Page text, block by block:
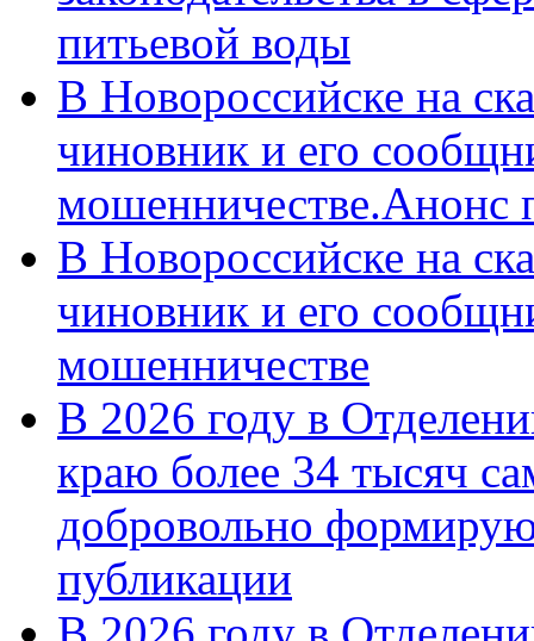
питьевой воды
В Новороссийске на
чиновник и его
мошенничестве.Анонс
В Новороссийске на
чиновник и его
мошенничестве
В 2026 году в
краю более 34 тысяч
добровольно
публикации